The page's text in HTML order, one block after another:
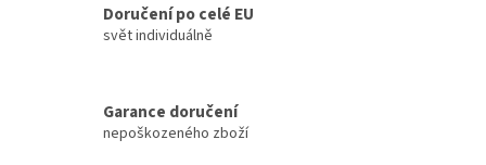
Doručení po celé EU
svět individuálně
Garance doručení
nepoškozeného zboží